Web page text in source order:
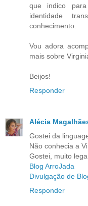
que indico
identidade
conhecimento.
Vou adora
mais sobre
Beijos!
Responder
Alécia
Gostei da
Não conhecia a
Gostei, muito
Blog ArroJada
Divulgação de
Responder